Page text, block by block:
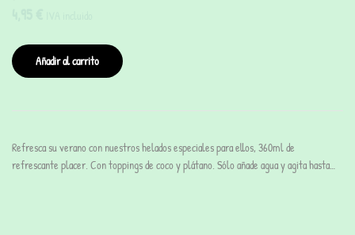
Añadir al carrito
Refresca su verano con nuestros helados especiales para ellos, 360ml de
refrescante placer. Con toppings de coco y plátano. Sólo añade agua y agita hasta…